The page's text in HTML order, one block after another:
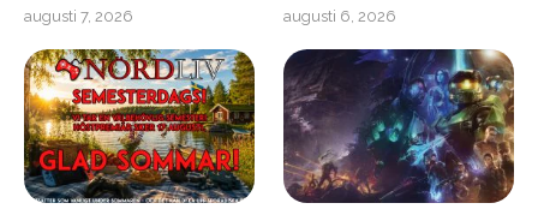
augusti 7, 2026 augusti 6, 2026